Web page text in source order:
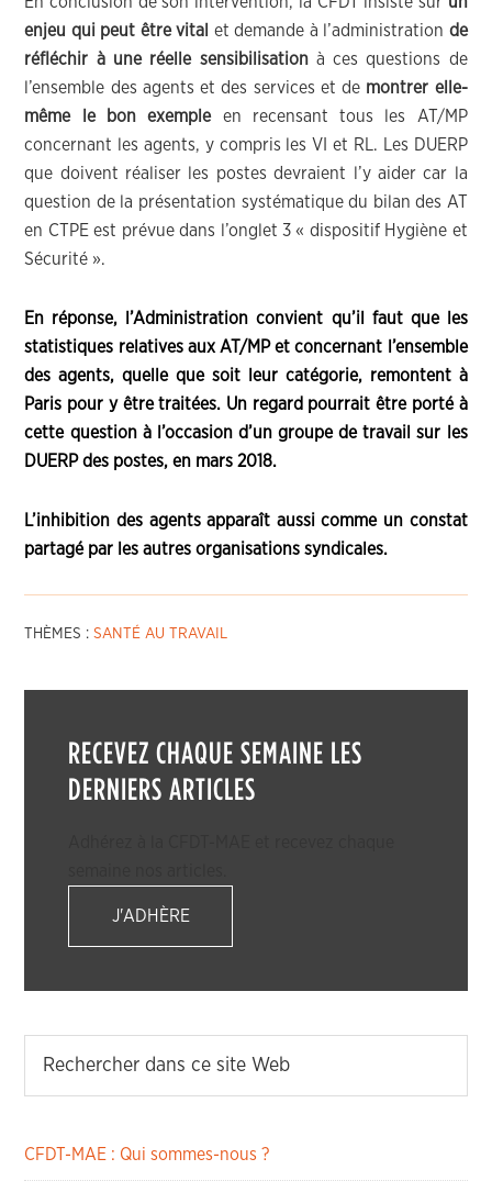
enjeu qui peut être vital et demande à l’administration de
réfléchir à une réelle sensibilisationà ces questions de
l’ensemble des agents et des services et de montrer elle-
même le bon exempleen recensant tous les AT/MP
concernant les agents, y compris les VI et RL. Les DUERP
que doivent réaliser les postes devraient l’y aider car la
question de la présentation systématique du bilan des AT
en CTPE est prévue dans l’onglet 3 « dispositif Hygiène et
Sécurité ».
En réponse, l’Administration convient qu’il faut que les
statistiques relatives aux AT/MP et concernant l’ensemble
des agents, quelle que soit leur catégorie, remontent à
Paris pour y être traitées. Un regard pourrait être porté à
cette question à l’occasion d’un groupe de travail sur les
DUERP des postes, en mars 2018.
L’inhibition des agents apparaît aussi comme un constat
partagé par les autres organisations syndicales.
THÈMES :SANTÉ AU TRAVAIL
RECEVEZ CHAQUE SEMAINE LES
DERNIERS ARTICLES
J'ADHÈRE
CFDT-MAE : Qui sommes-nous ?